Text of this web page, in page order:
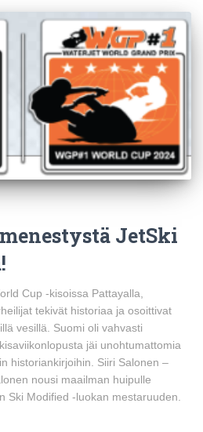
JetSki
Cup -kisoissa Pattayalla,
tekivät historiaa ja osoittivat
vesillä. Suomi oli vahvasti
jäi unohtumattomia
historiankirjoihin. Siiri Salonen –
nousi maailman huipulle
Ski Modified -luokan mestaruuden.